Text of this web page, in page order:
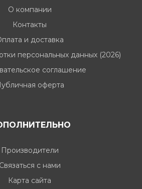
О компании
Контакты
и доставка
персональных данных (2026)
соглашение
оферта
Производители
Связаться с нами
Карта сайта